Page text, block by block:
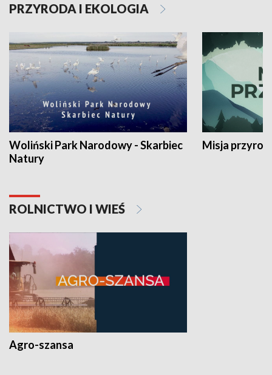
PRZYRODA I EKOLOGIA
Woliński Park Narodowy - Skarbiec
Natury
Misja
ROLNICTWO I WIEŚ
Agro-szansa